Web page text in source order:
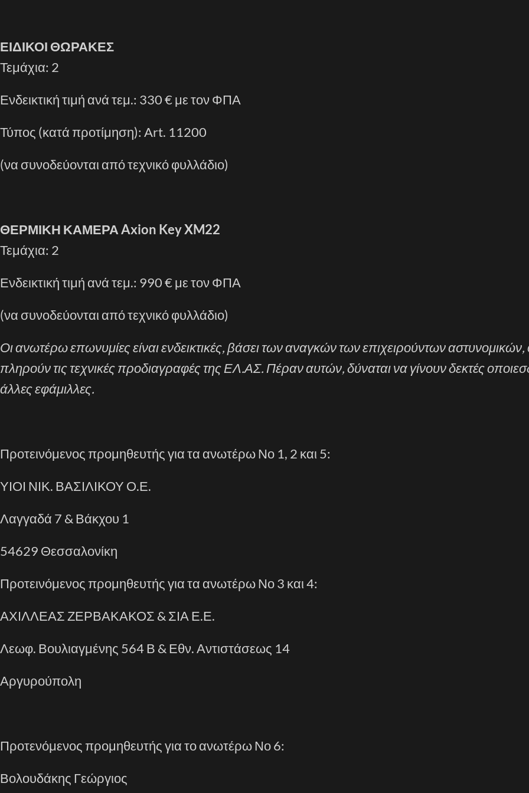
ΕΙΔΙΚΟΙ ΘΩΡΑΚΕΣ
Τεμάχια: 2
Ενδεικτική τιμή ανά τεμ.: 330 € με τον ΦΠΑ
Τύπος (κατά προτίμηση): Art. 11200
(να συνοδεύονται από τεχνικό φυλλάδιο)
ΘΕΡΜΙΚΗ ΚΑΜΕΡΑAxion KeyXM22
Τεμάχια: 2
Ενδεικτική τιμή ανά τεμ.: 990 € με τον ΦΠΑ
(να συνοδεύονται από τεχνικό φυλλάδιο)
Οι ανωτέρω επωνυμίες είναι ενδεικτικές, βάσει των αναγκών των επιχειρούντων αστυνομικών,
πληρούν τις τεχνικές προδιαγραφές της ΕΛ.ΑΣ. Πέραν αυτών, δύναται να γίνουν δεκτές
άλλες εφάμιλλες.
Προτεινόμενος προμηθευτής για τα ανωτέρω Νο 1, 2 και 5:
ΥΙΟΙ ΝΙΚ. ΒΑΣΙΛΙΚΟΥ Ο.Ε.
Λαγγαδά 7 & Βάκχου 1
54629 Θεσσαλονίκη
Προτεινόμενος προμηθευτής για τα ανωτέρω Νο 3 και 4:
ΑΧΙΛΛΕΑΣ ΖΕΡΒΑΚΑΚΟΣ & ΣΙΑ Ε.Ε.
Λεωφ. Βουλιαγμένης 564 Β & Εθν. Αντιστάσεως 14
Αργυρούπολη
Προτενόμενος προμηθευτής για το ανωτέρω Νο 6:
Βολουδάκης Γεώργιος